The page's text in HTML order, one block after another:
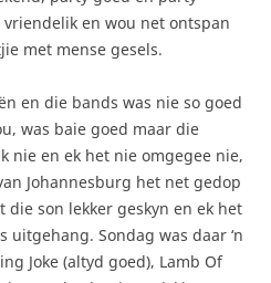
en wou net ontspan
met mense gesels.
en die bands was nie so goed
was baie goed maar die
nie en ek het nie omgegee nie,
Johannesburg het net gedop
son lekker geskyn en ek het
uitgehang. Sondag was daar ‘n
Joke (altyd goed), Lamb Of